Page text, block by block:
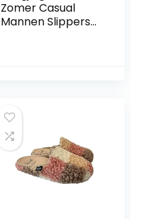
Zomer Casual
Mannen Slippers
Slides Plus Size 47